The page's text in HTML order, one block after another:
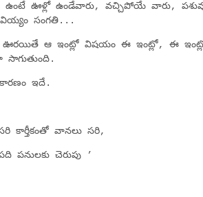
ఊళ్లో ఉండేవారు, వచ్చిపోయే వారు,
వియ్యం సంగతి...
ఊరయితే ఆ ఇంట్లో విషయం ఈ ఇంట్లో, ఈ
సాగుతుంది.
ఇదే.
కార్తీకంతో వానలు సరి,
పనులకు చెరుపు ’